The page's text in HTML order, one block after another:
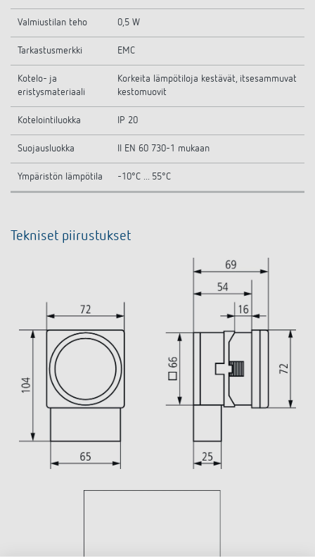
Valmiustilan teho 0,5 W
Tarkastusmerkki EMC
Kotelo- ja
eristysmateriaali
Korkeita lämpötiloja kestävät, itsesammuvat
kestomuovit
Kotelointiluokka IP 20
Suojausluokka II EN 60 730-1 mukaan
Ympäristön lämpötila -10°C ... 55°C
Tekniset piirustukset